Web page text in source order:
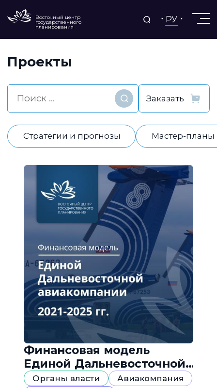
Восточный центр
государственного
планирования
РУ
Проекты
Найти
Стратегии и прогнозы Мастер-планы
Финансовая модель
Единой Дальневосточной
авиакомпании
Органы власти
Авиакомпания